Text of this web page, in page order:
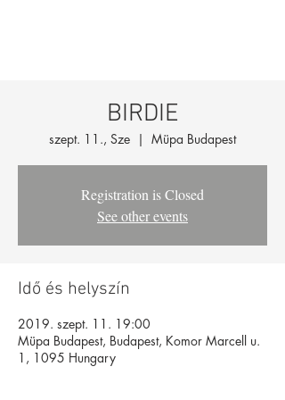
BIRDIE
szept. 11., Sze
  |
Müpa Budapest
Registration is Closed
See other events
Idő és helyszín
2019. szept. 11. 19:00
Müpa Budapest, Budapest, Komor Marcell u.
1, 1095 Hungary